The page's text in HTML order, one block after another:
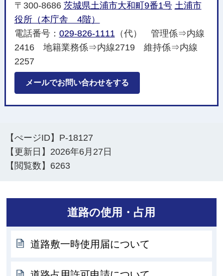
〒300-8686 茨城県土浦市大和町9番1号 土浦市
役所（本庁舎 4階）
電話番号： 029-826-1111（代） 管理係⇒内線
2416 地籍業務係⇒内線2719 維持係⇒内線
2257
メールでお問い合わせをする
【ぺージID】 P-18127
【更新日】 2026年6月27日
【閲覧数】 6263
道路の使用・占用
道路敷一時使用届について